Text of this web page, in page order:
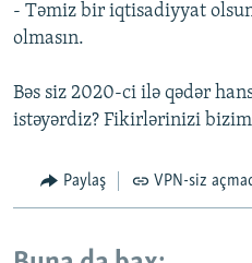
- Təmiz bir iqtisadiyyat
olmasın.
Bəs siz 2020-ci ilə qədər
istəyərdiz? Fikirlərinizi
Paylaş VPN-siz